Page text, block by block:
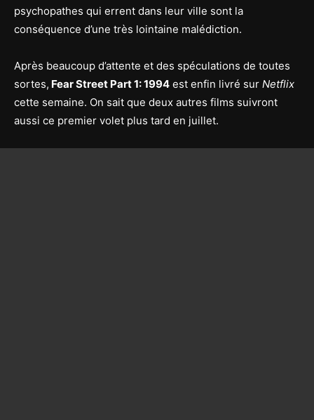
psychopathes qui errent dans leur ville sont la
conséquence d’une très lointaine malédiction.
Après beaucoup d’attente et des spéculations de toutes
sortes, Fear Street Part 1: 1994 est enfin livré sur Netflix
cette semaine. On sait que deux autres films suivront
aussi ce premier volet plus tard en juillet.